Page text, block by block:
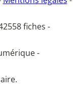
fiches -
-